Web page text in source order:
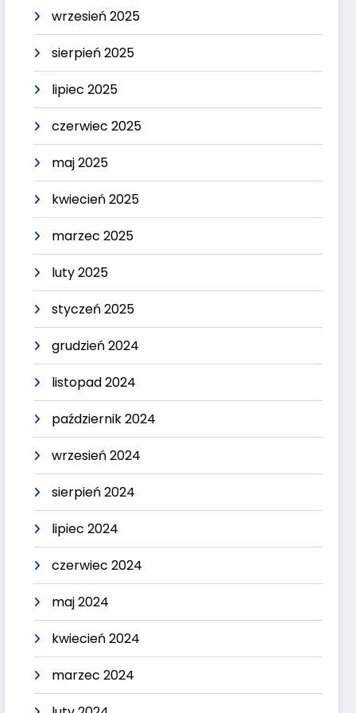
wrzesień 2025
sierpień 2025
lipiec 2025
czerwiec 2025
maj 2025
kwiecień 2025
marzec 2025
luty 2025
styczeń 2025
grudzień 2024
listopad 2024
październik 2024
wrzesień 2024
sierpień 2024
lipiec 2024
czerwiec 2024
maj 2024
kwiecień 2024
marzec 2024